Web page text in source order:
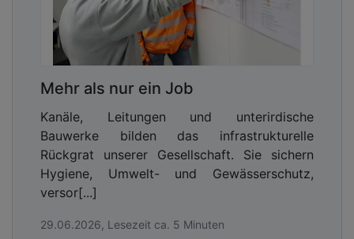
Mehr als nur ein Job
Kanäle, Leitungen und unterirdische
Bauwerke bilden das infrastrukturelle
Rückgrat unserer Gesellschaft. Sie sichern
Hygiene, Umwelt- und Gewässerschutz,
versor[...]
29.06.2026, Lesezeit ca. 5 Minuten